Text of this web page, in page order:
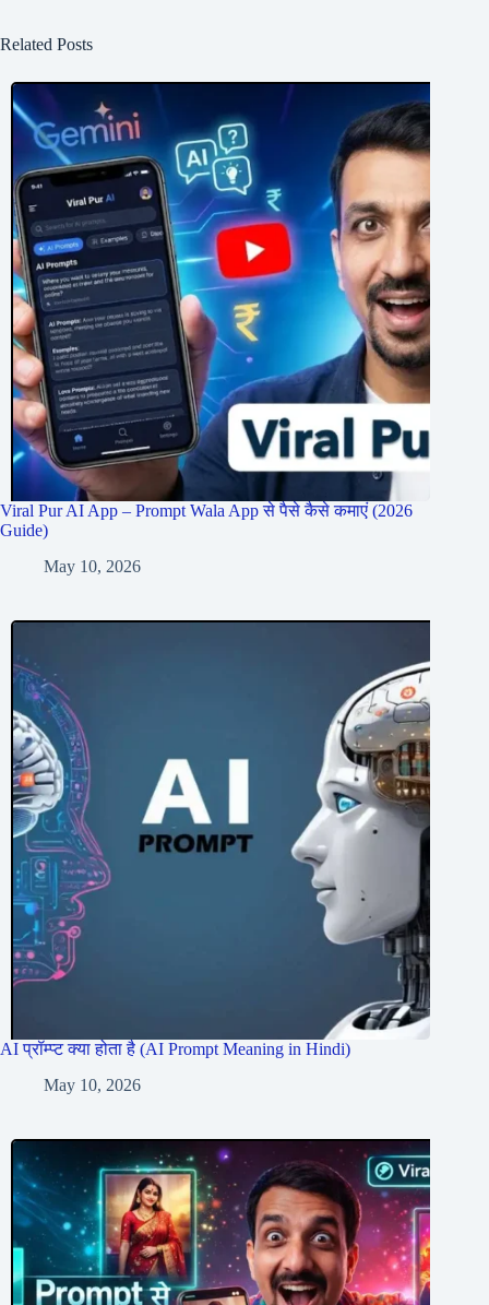
Related Posts
Viral Pur AI App – Prompt Wala App से पैसे कैसे कमाएं (2026
Guide)
May 10, 2026
AI प्रॉम्प्ट क्या होता है (AI Prompt Meaning in Hindi)
May 10, 2026